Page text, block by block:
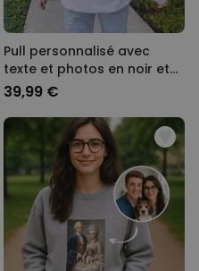
Pull personnalisé avec
texte et photos en noir et
blanc
39,99 €